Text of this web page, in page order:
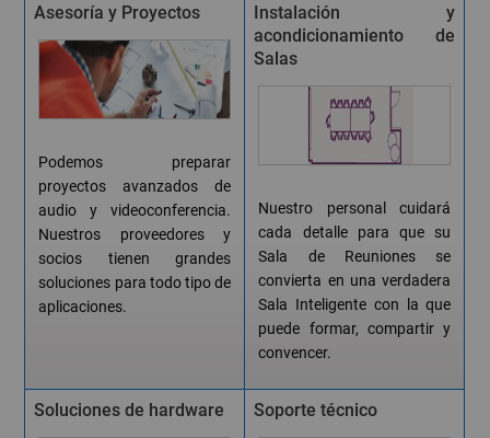
Asesoría y Proyectos
Podemos preparar
proyectos avanzados de
audio y videoconferencia.
Nuestros proveedores y
socios tienen grandes
soluciones para todo tipo de
aplicaciones.
Instalación y
acondicionamiento de
Salas
Nuestro personal cuidará
cada detalle para que su
Sala de Reuniones se
convierta en una verdadera
Sala Inteligente con la que
puede formar, compartir y
convencer.
Soluciones de hardware Soporte técnico